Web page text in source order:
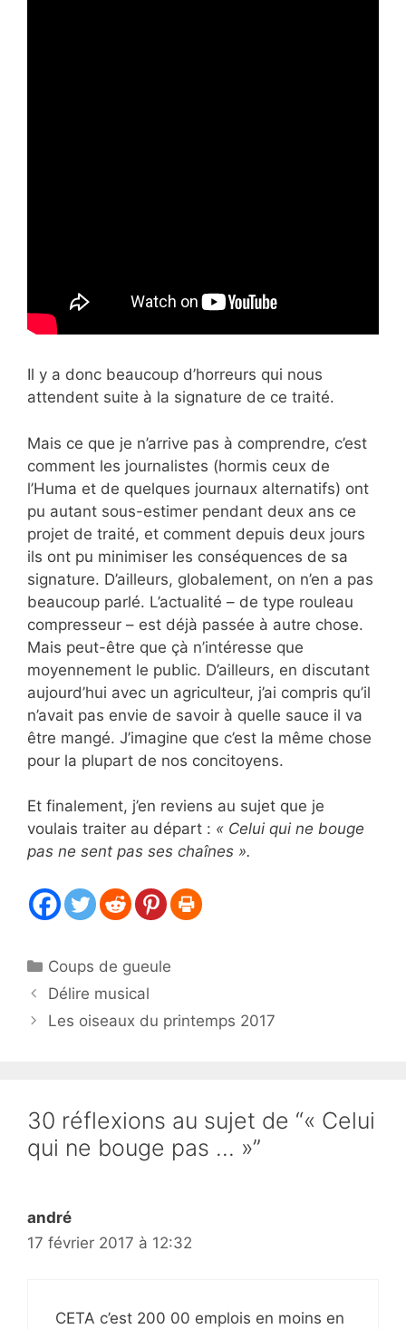
Il y a donc beaucoup d’horreurs qui nous
attendent suite à la signature de ce traité.
Mais ce que je n’arrive pas à comprendre, c’est
comment les journalistes (hormis ceux de
l’Huma et de quelques journaux alternatifs) ont
pu autant sous-estimer pendant deux ans ce
projet de traité, et comment depuis deux jours
ils ont pu minimiser les conséquences de sa
signature. D’ailleurs, globalement, on n’en a pas
beaucoup parlé. L’actualité – de type rouleau
compresseur – est déjà passée à autre chose.
Mais peut-être que çà n’intéresse que
moyennement le public. D’ailleurs, en discutant
aujourd’hui avec un agriculteur, j’ai compris qu’il
n’avait pas envie de savoir à quelle sauce il va
être mangé. J’imagine que c’est la même chose
pour la plupart de nos concitoyens.
Et finalement, j’en reviens au sujet que je
voulais traiter au départ : « Celui qui ne bouge
pas ne sent pas ses chaînes ».
Catégories
Coups de gueule
Délire musical
Les oiseaux du printemps 2017
30 réflexions au sujet de “« Celui
qui ne bouge pas … »”
andré
17 février 2017 à 12:32
CETA c’est 200 00 emplois en moins en